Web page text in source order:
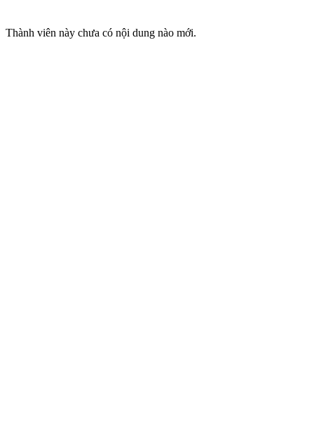
Thành viên này chưa có nội dung nào mới.